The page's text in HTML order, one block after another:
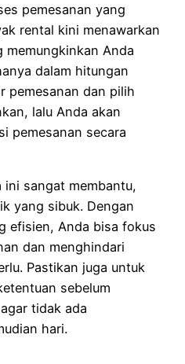
pemesanan yang
rental kini menawarkan
memungkinkan Anda
dalam hitungan
pemesanan dan pilih
lalu Anda akan
pemesanan secara
ini sangat membantu,
yang sibuk. Dengan
efisien, Anda bisa fokus
dan menghindari
Pastikan juga untuk
sebelum
tidak ada
hari.